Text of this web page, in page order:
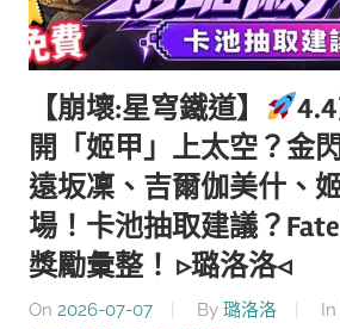
【崩壞:星穹鐵道】
開「姬甲」上太空？金
遠坂凜、吉爾伽美什、
場！卡池抽取建議？
獎勵彙整！ ▹璐洛洛◃
On 2026-07-07 By 璐洛洛 In